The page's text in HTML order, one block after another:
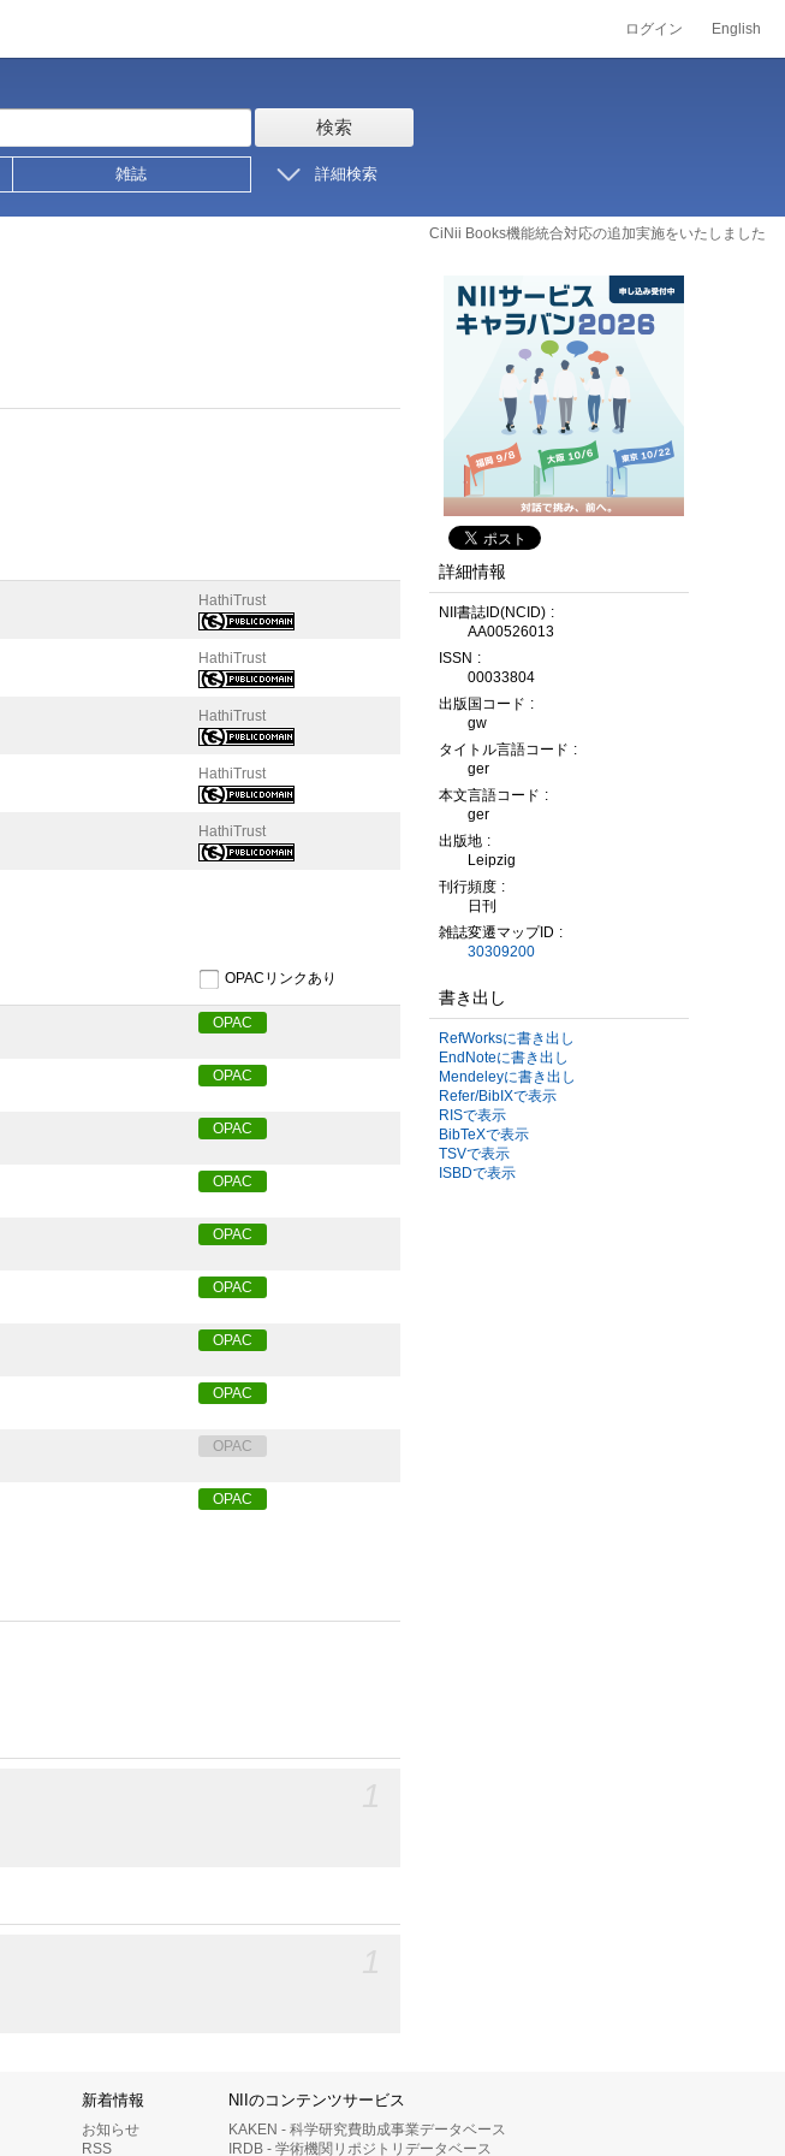
ログイン English
検索
雑誌 詳細検索
CiNii Books機能統合対応の追加実施をいたしました
HathiTrust
HathiTrust
HathiTrust
HathiTrust
HathiTrust
OPACリンクあり
OPAC
OPAC
OPAC
OPAC
OPAC
OPAC
OPAC
OPAC
OPAC
OPAC
詳細情報
NII書誌ID(NCID)
AA00526013
ISSN
00033804
出版国コード
gw
タイトル言語コード
ger
本文言語コード
ger
出版地
Leipzig
刊行頻度
日刊
雑誌変遷マップID
30309200
書き出し
RefWorksに書き出し
EndNoteに書き出し
Mendeleyに書き出し
Refer/BibIXで表示
RISで表示
BibTeXで表示
TSVで表示
ISBDで表示
新着情報
お知らせ
RSS
NIIのコンテンツサービス
KAKEN - 科学研究費助成事業データベース
IRDB - 学術機関リポジトリデータベース